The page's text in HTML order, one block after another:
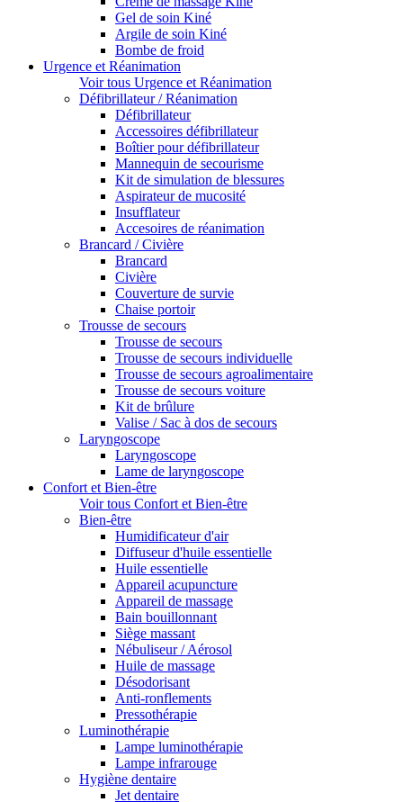
Gel de soin Kiné
Argile de soin Kiné
Bombe de froid
Urgence et Réanimation
Voir tous Urgence et Réanimation
Défibrillateur / Réanimation
Défibrillateur
Accessoires défibrillateur
Boîtier pour défibrillateur
Mannequin de secourisme
Kit de simulation de blessures
Aspirateur de mucosité
Insufflateur
Accesoires de réanimation
Brancard / Civière
Brancard
Civière
Couverture de survie
Chaise portoir
Trousse de secours
Trousse de secours
Trousse de secours individuelle
Trousse de secours agroalimentaire
Trousse de secours voiture
Kit de brûlure
Valise / Sac à dos de secours
Laryngoscope
Laryngoscope
Lame de laryngoscope
Confort et Bien-être
Voir tous Confort et Bien-être
Bien-être
Humidificateur d'air
Diffuseur d'huile essentielle
Huile essentielle
Appareil acupuncture
Appareil de massage
Bain bouillonnant
Siège massant
Nébuliseur / Aérosol
Huile de massage
Désodorisant
Anti-ronflements
Pressothérapie
Luminothérapie
Lampe luminothérapie
Lampe infrarouge
Hygiène dentaire
Jet dentaire